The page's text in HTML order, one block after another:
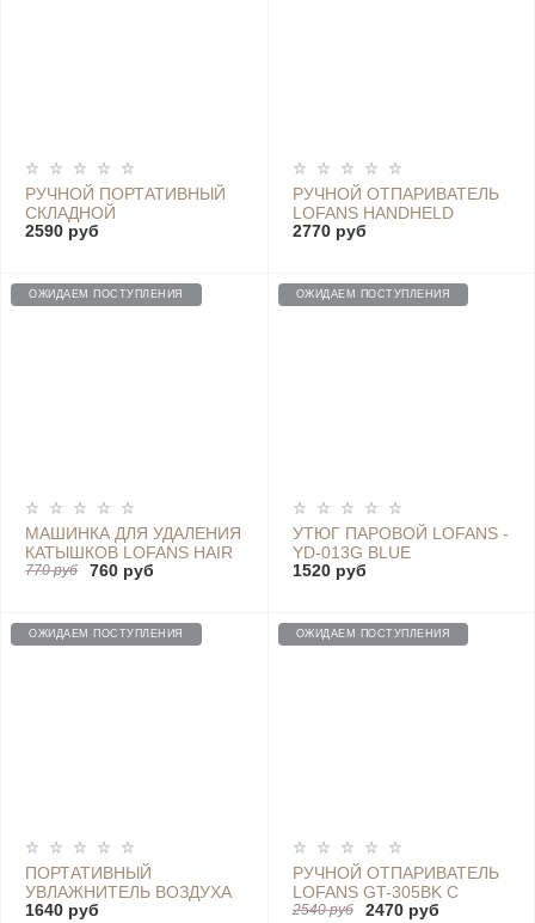
РУЧНОЙ ПОРТАТИВНЫЙ
СКЛАДНОЙ
ОТПАРИВАТЕЛЬ LOFANS
2590 руб
РУЧНОЙ ОТПАРИВАТЕЛЬ
LOFANS HANDHELD
STEAM BRUSH - GT-302W
2770 руб
ОЖИДАЕМ ПОСТУПЛЕНИЯ
МАШИНКА ДЛЯ УДАЛЕНИЯ
КАТЫШКОВ LOFANS HAIR
BALL TRIMMER - CS-621
770 руб 760 руб
ОЖИДАЕМ ПОСТУПЛЕНИЯ
УТЮГ ПАРОВОЙ LOFANS -
YD-013G BLUE
1520 руб
ОЖИДАЕМ ПОСТУПЛЕНИЯ
ПОРТАТИВНЫЙ
УВЛАЖНИТЕЛЬ ВОЗДУХА
LOFANS TEDDY MAGIC -
1640 руб
ОЖИДАЕМ ПОСТУПЛЕНИЯ
РУЧНОЙ ОТПАРИВАТЕЛЬ
LOFANS GT-305BK С
ВЛАЖНОЙ И СУХОЙ
2540 руб 2470 руб